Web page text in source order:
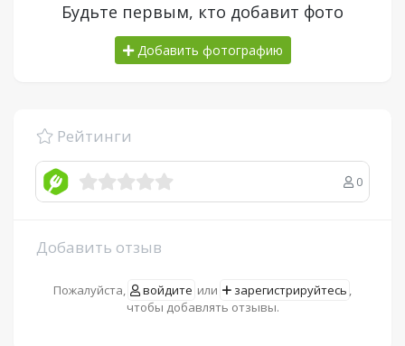
Будьте первым, кто добавит фото
Добавить фотографию
Рейтинги
0
Добавить отзыв
Пожалуйста, войдите или зарегистрируйтесь ,
чтобы добавлять отзывы.